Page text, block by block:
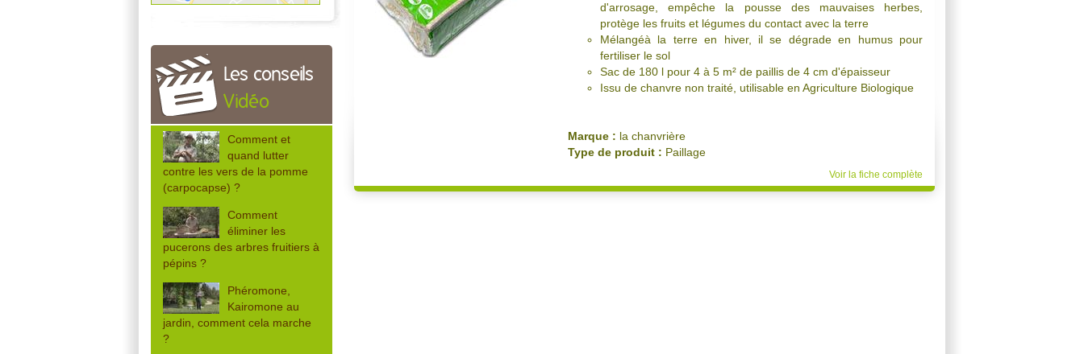
Les conseils
Vidéo
Comment et
quand lutter
contre les vers de la pomme
(carpocapse) ?
Comment
éliminer les
pucerons des arbres fruitiers à
pépins ?
Phéromone,
Kairomone au
jardin, comment cela marche
?
d'arrosage, empêche la pousse des mauvaises herbes,
protège les fruits et légumes du contact avec la terre
Mélangéà la terre en hiver, il se dégrade en humus pour
fertiliser le sol
Sac de 180 l pour 4 à 5 m² de paillis de 4 cm d'épaisseur
Issu de chanvre non traité, utilisable en Agriculture Biologique
Marque : la chanvrière
Type de produit : Paillage
Voir la fiche complète